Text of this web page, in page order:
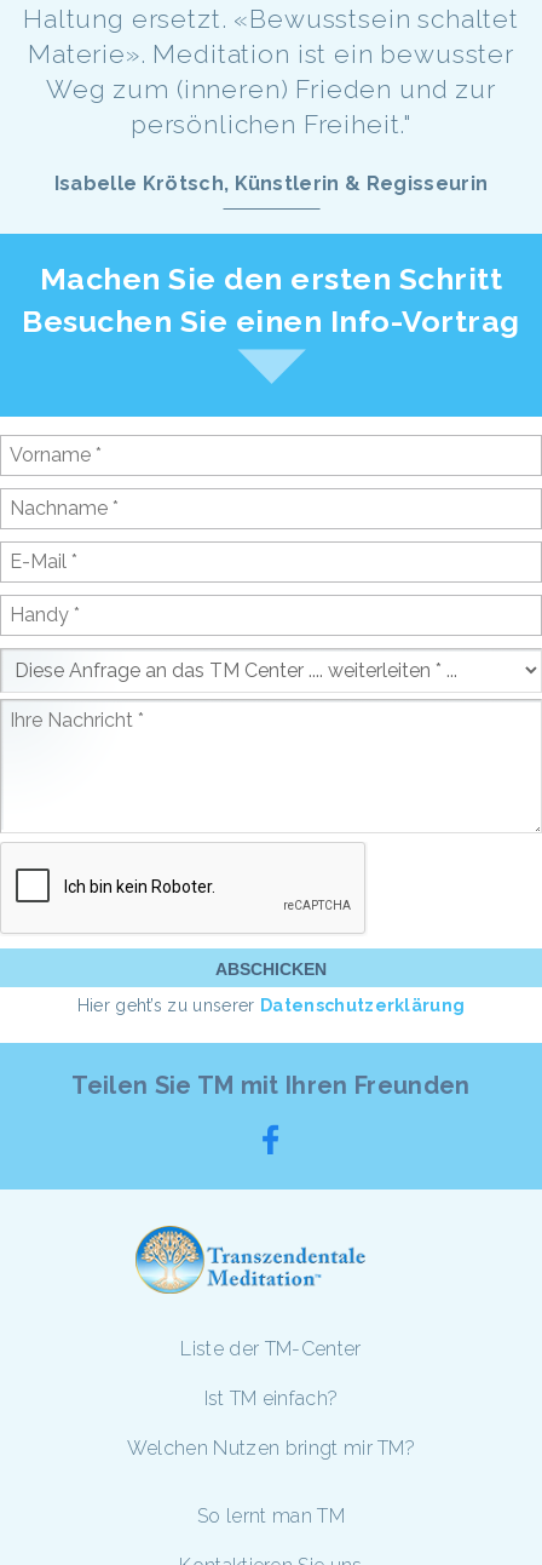
Haltung ersetzt. «Bewusstsein schaltet
Materie». Meditation ist ein bewusster
Weg zum (inneren) Frieden und zur
persönlichen Freiheit."
Isabelle Krötsch, Künstlerin & Regisseurin
Machen Sie den ersten Schritt
Besuchen Sie einen Info-Vortrag
Hier geht’s zu unserer Datenschutzerklärung
Teilen Sie TM mit Ihren Freunden
Liste der TM-Center
Ist TM einfach?
Welchen Nutzen bringt mir TM?
So lernt man TM